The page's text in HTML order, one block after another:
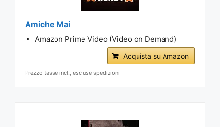
Amiche Mai
Amazon Prime Video (Video on Demand)
Acquista su Amazon
Prezzo tasse incl., escluse spedizioni